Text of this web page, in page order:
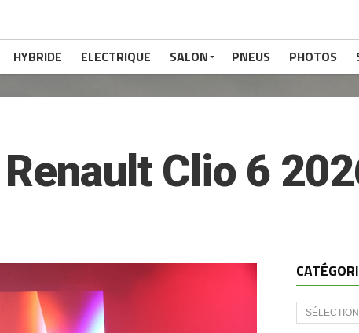
HYBRIDE ELECTRIQUE SALON PNEUS PHOTOS
Clio 6
Catégories
et